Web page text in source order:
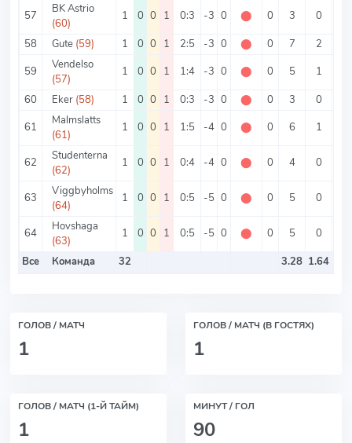
57
BK Astrio
(60)
1 0 0 1 0:3 -3 0 ⬤ 0 3 0
58
Gute (59) 1 0 0 1 2:5 -3 0 ⬤ 0 7 2
59
Vendelso
(57)
1 0 0 1 1:4 -3 0 ⬤ 0 5 1
60
Eker (58) 1 0 0 1 0:3 -3 0 ⬤ 0 3 0
61
Malmslatts
(61)
1 0 0 1 1:5 -4 0 ⬤ 0 6 1
62
Studenterna
(62)
1 0 0 1 0:4 -4 0 ⬤ 0 4 0
63
Viggbyholms
(64)
1 0 0 1 0:5 -5 0 ⬤ 0 5 0
64
Hovshaga
(63)
1 0 0 1 0:5 -5 0 ⬤ 0 5 0
Все
Команда 32 3.28 1.64
ГОЛОВ / МАТЧ
1
ГОЛОВ / МАТЧ (В ГОСТЯХ)
1
ГОЛОВ / МАТЧ (1-Й ТАЙМ)
1
МИНУТ / ГОЛ
90